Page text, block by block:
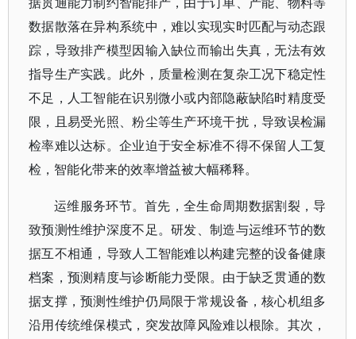
数据散落在异构系统中，难以实现实时匹配与动态跟
踪，导致排产模型因输入缺位而输出失真，无法有效
指导生产实践。此外，质量检测在复杂工况下稳定性
不足，人工智能在识别微小或内部隐蔽缺陷时精度受
限，且易受光照、粉尘等生产环境干扰，导致误检漏
检率难以达标。企业迫于安全标准不得不保留人工复
检，智能化带来的效率增益被大幅稀释。
运维服务环节。首先，全生命周期数据割裂，导
致预测性维护深度不足。研发、制造与运维环节的数
据互不相通，导致人工智能难以构建完整的设备健康
档案，预测精度与诊断能力受限。由于缺乏贯通的数
据支撑，预测性维护仍局限于常规设备，核心机组多
沿用传统维保模式，突发故障风险难以根除。其次，